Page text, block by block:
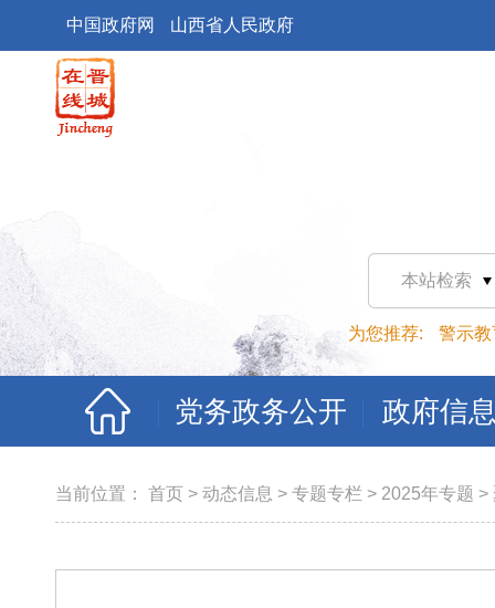
中国政府网 山西省人民政府
本站检索
为您推荐: 警示教
党务政务公开 政府信
当前位置： 首页 > 动态信息 > 专题专栏 > 2025年专题 >